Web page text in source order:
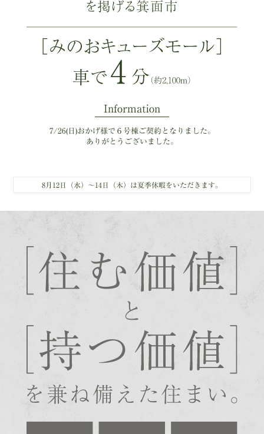
Information
7/26(日)おかげ様で６号棟ご契約となりました。
ありがとうございました。
8月12日（水）～14日（木）は夏季休暇をいただきます。